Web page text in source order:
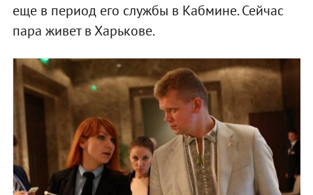
еще в период его службы в Кабмине. Сейчас
пара живет в Харькове.